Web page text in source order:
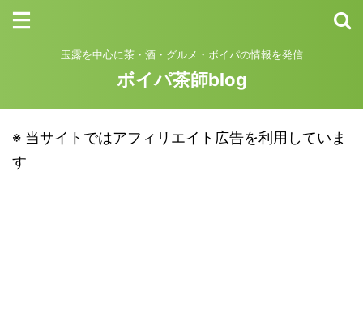
玉露を中心に茶・酒・グルメ・ボイパの情報を発信
ボイパ茶師blog
※ 当サイトではアフィリエイト広告を利用していま
す